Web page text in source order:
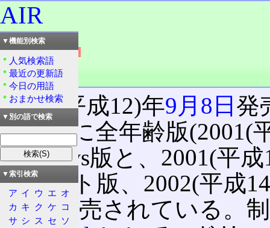
AIR
読み：エアー
外語：AIR
発音：éər
品詞：商品名
2000(平成12)年9月8日発
ト。後に全年齢版(2001(
Windows版と、2001(平成
キャスト版、2002(平成
版)も発売されている。
▼機能別検索
人気検索語
最近の更新語
今日の用語
おまかせ検索
▼別の語で検索
▼索引検索
ア イ ウ エ オ
カ キ ク ケ コ
サ シ ス セ ソ